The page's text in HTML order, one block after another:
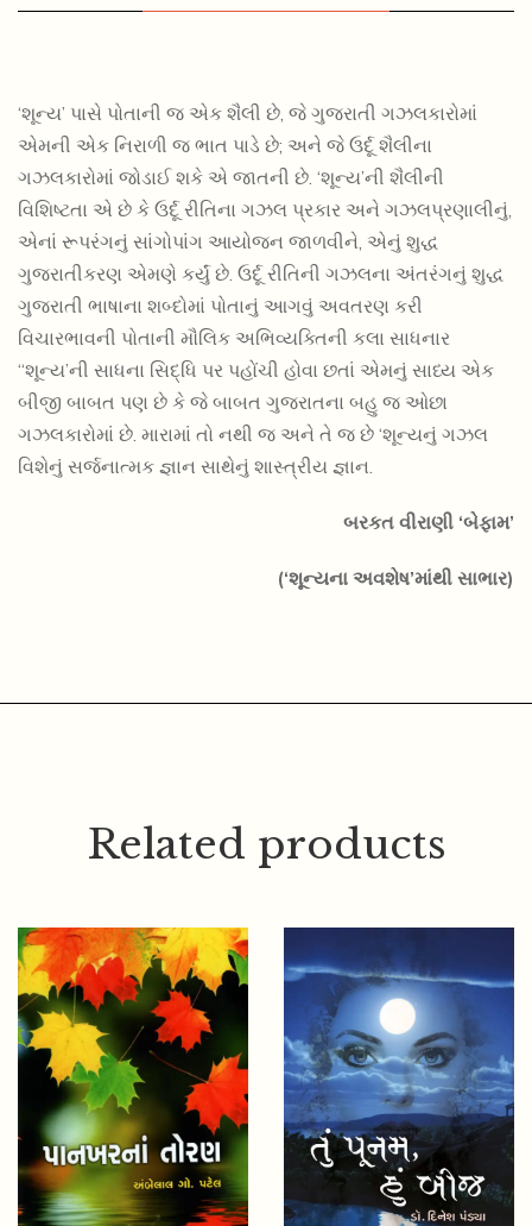
MARIZNO GAZALVAIBHAV
225.00 202.50
‘શૂન્ય’ પાસે પોતાની જ એક શૈલી છે, જે ગુજરાતી ગઝલકારોમાં
એમની એક નિરાળી જ ભાત પાડે છે; અને જે ઉર્દૂ શૈલીના
ગઝલકારોમાં જોડાઈ શકે એ જાતની છે. ‘શૂન્ય’ની શૈલીની
વિશિષ્ટતા એ છે કે ઉર્દૂ રીતિના ગઝલ પ્રકાર અને ગઝલપ્રણાલીનું,
એનાં રૂપરંગનું સાંગોપાંગ આયોજન જાળવીને, એનું શુદ્ધ
ગુજરાતીકરણ એમણે કર્યું છે. ઉર્દૂ રીતિની ગઝલના અંતરંગનું શુદ્ધ
ગુજરાતી ભાષાના શબ્દોમાં પોતાનું આગવું અવતરણ કરી
વિચારભાવની પોતાની મૌલિક અભિવ્યક્તિની કલા સાધનાર
“શૂન્ય’ની સાધના સિદ્ધિ પર પહોંચી હોવા છતાં એમનું સાધ્ય એક
બીજી બાબત પણ છે કે જે બાબત ગુજરાતના બહુ જ ઓછા
ગઝલકારોમાં છે. મારામાં તો નથી જ અને તે જ છે ‘શૂન્યનું ગઝલ
વિશેનું સર્જનાત્મક જ્ઞાન સાથેનું શાસ્ત્રીય જ્ઞાન.
બરકત વીરાણી ‘બેફામ’
(‘શૂન્યના અવશેષ’માંથી સાભાર)
Related products